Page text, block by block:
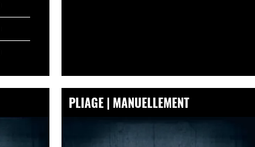
PLIAGE | MANUELLEMENT